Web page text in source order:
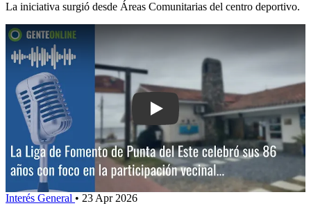
La iniciativa surgió desde Áreas Comunitarias del centro deportivo.
Play: La Liga de Fomento de Punta
Interés General • 23 Apr 2026